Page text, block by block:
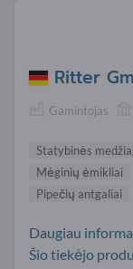
Ritter
Gamintojas
Statybinės
Mėginių ėmikliai
Pipečių antgaliai
Daugiau
Šio tiekėjo